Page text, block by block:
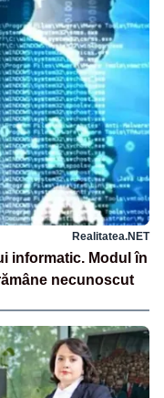
Realitatea.NET
informatic. Modul în
necunoscut